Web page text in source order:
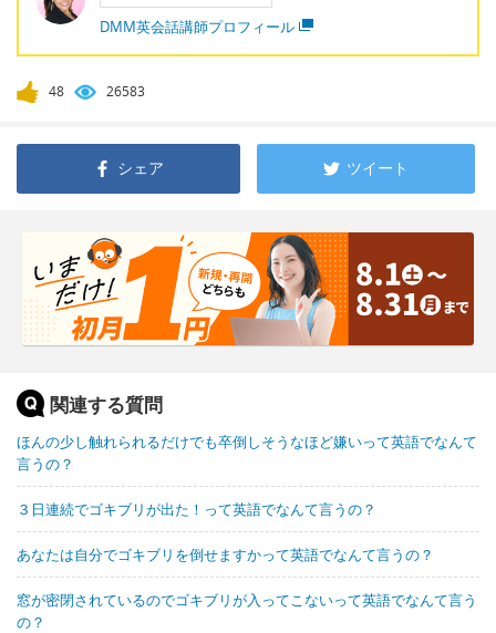
DMM英会話講師プロフィール
48 26583
シェア ツイート
関連する質問
ほんの少し触れられるだけでも卒倒しそうなほど嫌いって英語でなんて
言うの？
３日連続でゴキブリが出た！って英語でなんて言うの？
あなたは自分でゴキブリを倒せますかって英語でなんて言うの？
窓が密閉されているのでゴキブリが入ってこないって英語でなんて言う
の？